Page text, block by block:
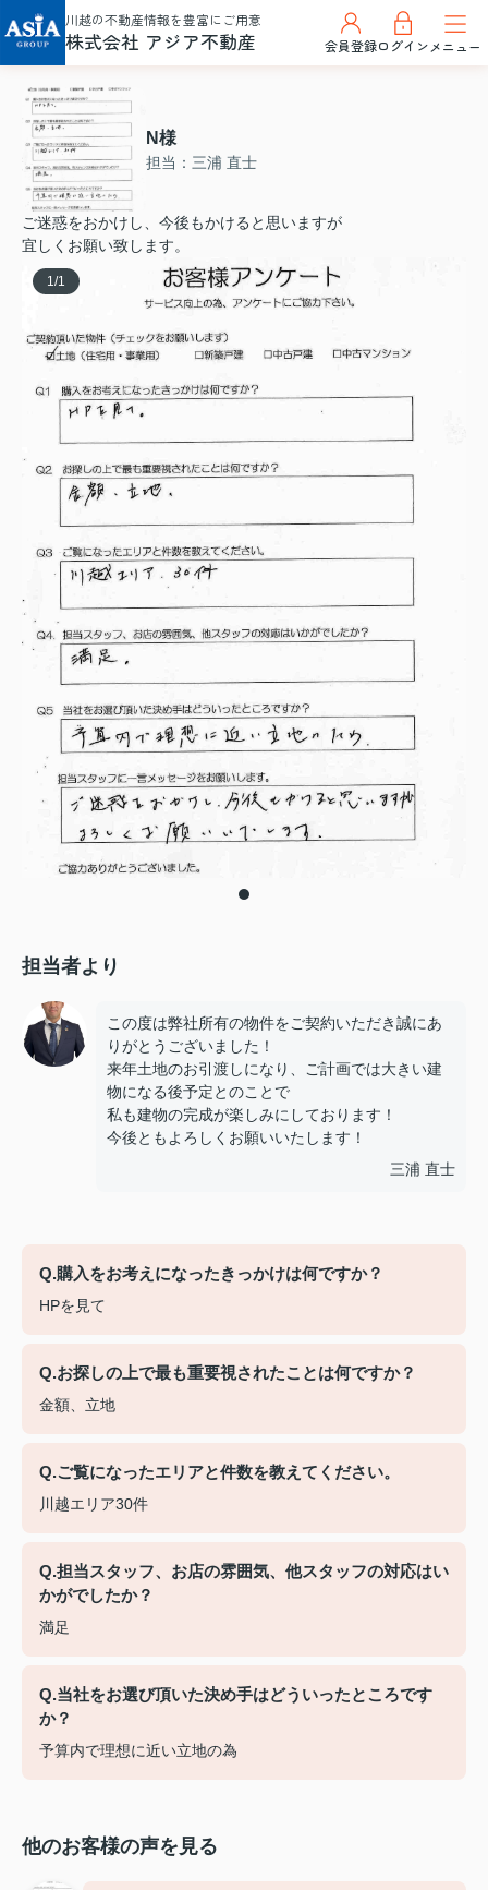
川越の不動産情報を豊富にご用意
株式会社 アジア不動産 会員登録ログインメニュー
N様
担当：三浦 直士
ご迷惑をおかけし、今後もかけると思いますが
宜しくお願い致します。
1 /1
担当者より
この度は弊社所有の物件をご契約いただき誠にあ
りがとうございました！
来年土地のお引渡しになり、ご計画では大きい建
物になる後予定とのことで
私も建物の完成が楽しみにしております！
今後ともよろしくお願いいたします！
三浦 直士
Q.購入をお考えになったきっかけは何ですか？
HPを見て
Q.お探しの上で最も重要視されたことは何ですか？
金額、立地
Q.ご覧になったエリアと件数を教えてください。
川越エリア30件
Q.担当スタッフ、お店の雰囲気、他スタッフの対応はい
かがでしたか？
満足
Q.当社をお選び頂いた決め手はどういったところです
か？
予算内で理想に近い立地の為
他のお客様の声を見る